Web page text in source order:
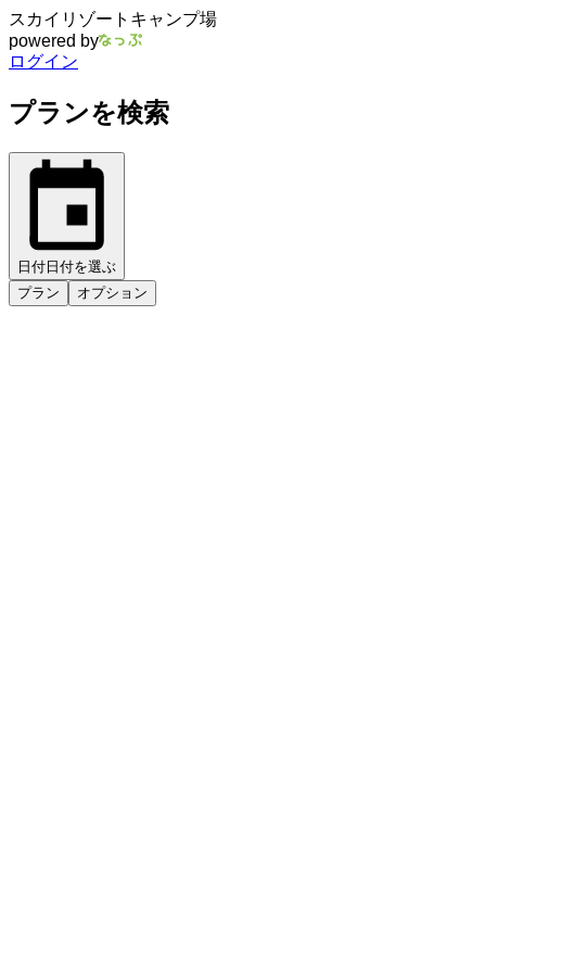
スカイリゾートキャンプ場
powered by
ログイン
プランを検索
日付 日付を選ぶ
プラン
オプション